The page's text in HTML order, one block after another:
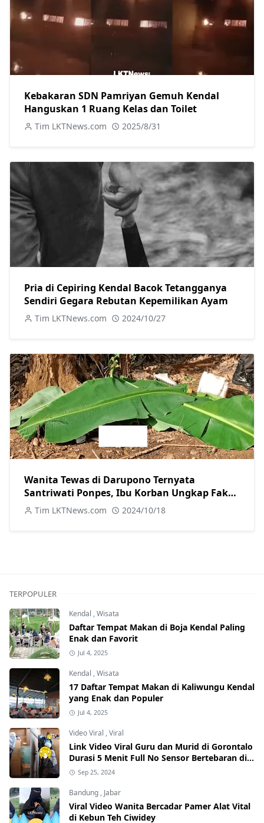
Kebakaran SDN Pamriyan Gemuh Kendal
Hanguskan 1 Ruang Kelas dan Toilet
Tim LKTNews.com 2025/8/31
Pria di Cepiring Kendal Bacok Tetangganya
Sendiri Gegara Rebutan Kepemilikan Ayam
Tim LKTNews.com 2024/10/27
Wanita Tewas di Darupono Ternyata
Santriwati Ponpes, Ibu Korban Ungkap Fakta
Baru tentang Motif Pelaku
Tim LKTNews.com 2024/10/18
TERPOPULER
Kendal ,Wisata
Daftar Tempat Makan di Boja Kendal Paling
Enak dan Favorit
Jul 4, 2025
Kendal ,Wisata
17 Daftar Tempat Makan di Kaliwungu Kendal
yang Enak dan Populer
Jul 4, 2025
Video Viral ,Viral
Link Video Viral Guru dan Murid di Gorontalo
Durasi 5 Menit Full No Sensor Bertebaran di
Internet, Hati-Hati Phising!
Sep 25, 2024
Bandung , Jabar
Viral Video Wanita Bercadar Pamer Alat Vital
di Kebun Teh Ciwidey